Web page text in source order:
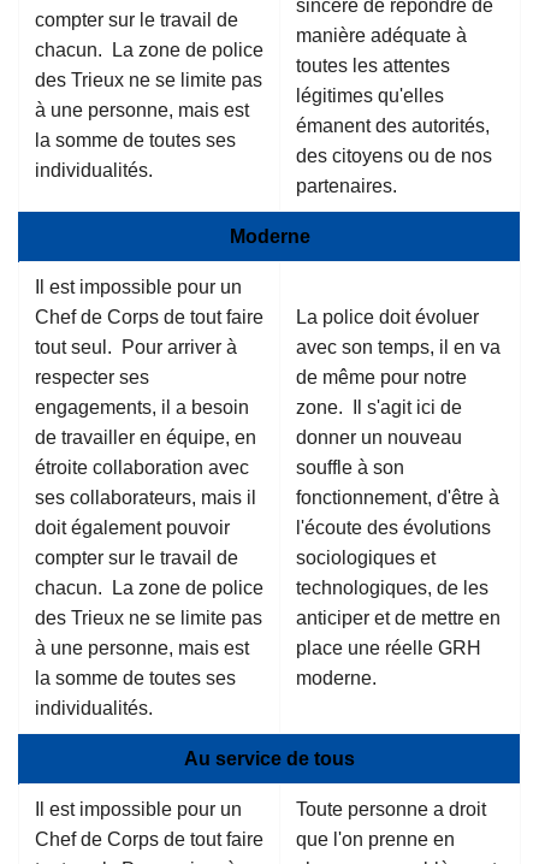
compter sur le travail de
chacun. La zone de police
des Trieux ne se limite pas
à une personne, mais est
la somme de toutes ses
individualités.
sincère de répondre de
manière adéquate à
toutes les attentes
légitimes qu'elles
émanent des autorités,
des citoyens ou de nos
partenaires.
Moderne
Il est impossible pour un
Chef de Corps de tout faire
tout seul. Pour arriver à
respecter ses
engagements, il a besoin
de travailler en équipe, en
étroite collaboration avec
ses collaborateurs, mais il
doit également pouvoir
compter sur le travail de
chacun. La zone de police
des Trieux ne se limite pas
à une personne, mais est
la somme de toutes ses
individualités.
La police doit évoluer
avec son temps, il en va
de même pour notre
zone. Il s'agit ici de
donner un nouveau
souffle à son
fonctionnement, d'être à
l'écoute des évolutions
sociologiques et
technologiques, de les
anticiper et de mettre en
place une réelle GRH
moderne.
Au service de tous
Il est impossible pour un
Chef de Corps de tout faire
Toute personne a droit
que l'on prenne en